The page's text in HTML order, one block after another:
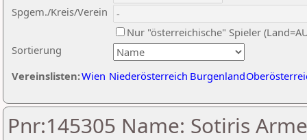
Sortierung
Spgem./Kreis/Verein
Nur "österreichische" Spieler
Vereinslisten:Wien Niederösterreich Burgenland
Pnr:145305 Name: Sotiris